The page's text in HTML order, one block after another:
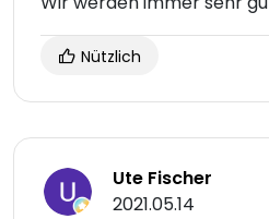
Nützlich
Ute Fischer
2021.05.14